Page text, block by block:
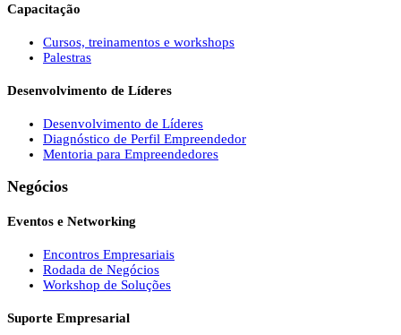
Capacitação
Cursos, treinamentos e workshops
Palestras
Desenvolvimento de Líderes
Desenvolvimento de Líderes
Diagnóstico de Perfil Empreendedor
Mentoria para Empreendedores
Negócios
Eventos e Networking
Encontros Empresariais
Rodada de Negócios
Workshop de Soluções
Suporte Empresarial